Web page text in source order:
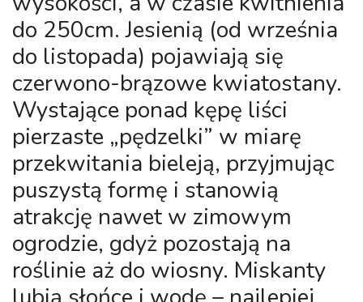
do 250cm. Jesienią (od września
do listopada) pojawiają się
czerwono-brązowe kwiatostany.
Wystające ponad kępę liści
pierzaste „pędzelki” w miarę
przekwitania bieleją, przyjmując
puszystą formę i stanowią
atrakcję nawet w zimowym
ogrodzie, gdyż pozostają na
roślinie aż do wiosny. Miskanty